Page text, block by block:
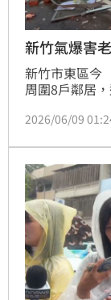
新竹氣爆害
新竹市東區今
周圍8戶鄰居
店家若無強制
化石油氣串接
規定投保公共
2026/06/09